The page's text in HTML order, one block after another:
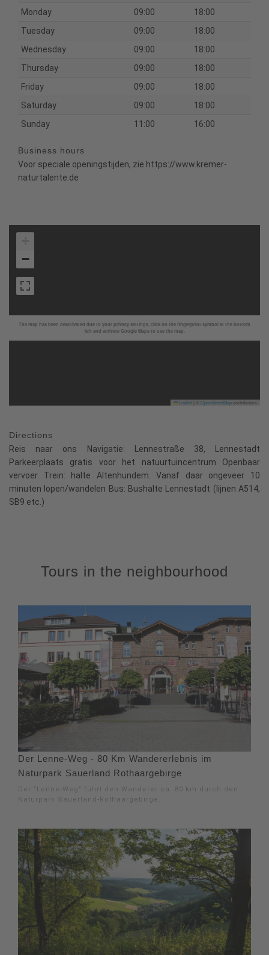
Monday 09:00
18:00
Tuesday
09:00
18:00
Wednesday
09:00
18:00
Thursday
09:00
18:00
Friday
09:00
18:00
Saturday
09:00
18:00
Sunday
11:00 16:00
Business hours
Voor speciale openingstijden, zie https://www.kremer-
naturtalente.de
The map has been deactivated due to your privacy settings, click on the fingerprint symbol at the bottom
left and activate Google Maps to use the map.
−
Leaflet OpenStreetMapcontributors
Directions
Reis naar ons Navigatie: Lennestraße 38, Lennestadt
Parkeerplaats gratis voor het natuurtuincentrum Openbaar
vervoer Trein: halte Altenhundem. Vanaf daar ongeveer 10
minuten lopen/wandelen Bus: Bushalte Lennestadt (lijnen A514,
SB9 etc.)
Tours in the neighbourhood
Der Lenne-Weg - 80 Km Wandererlebnis im
Naturpark Sauerland Rothaargebirge
Der "Lenne-Weg" führt den Wanderer ca. 80 km durch den
Naturpark Sauerland-Rothaargebirge.